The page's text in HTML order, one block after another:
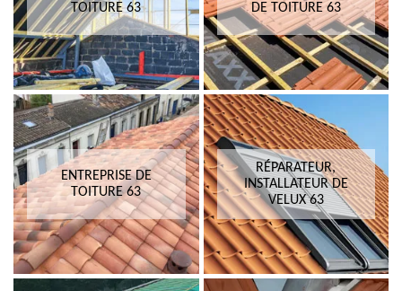
TOITURE 63
DE TOITURE 63
ENTREPRISE DE
TOITURE 63
RÉPARATEUR,
INSTALLATEUR DE
VELUX 63